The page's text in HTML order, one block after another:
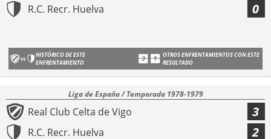
R.C. Recr. Huelva 0
HISTÓRICO DE ESTE
ENFRENTAMIENTO
OTROS ENFRENTAMIENTOS CON ESTE
RESULTADO
Liga de España / Temporada 1978-1979
Real Club Celta de Vigo 3
R.C. Recr. Huelva 2